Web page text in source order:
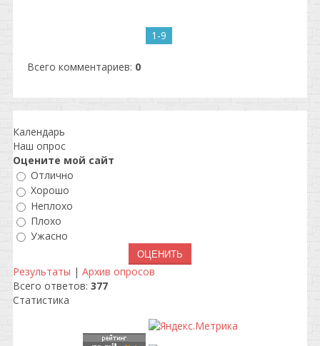
1-9
Всего комментариев: 0
Календарь
Наш опрос
Оцените мой сайт
Отлично
Хорошо
Неплохо
Плохо
Ужасно
Результаты | Архив опросов
Всего ответов: 377
Статистика